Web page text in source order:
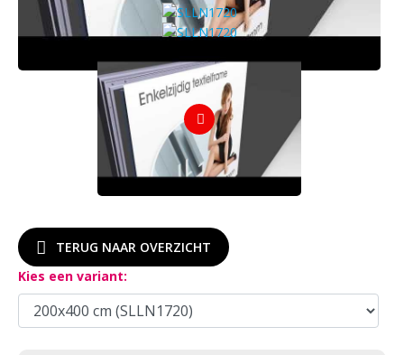
TERUG NAAR OVERZICHT
Kies een variant: